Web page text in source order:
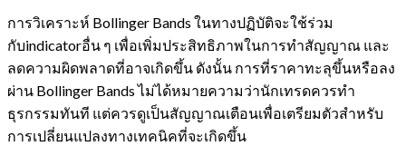
การวิเคราะห์ Bollinger Bands ในทางปฏิบัติจะใช้ร่วม
กับindicatorอื่น ๆ เพื่อเพิ่มประสิทธิภาพในการทำสัญญาณ และ
ลดความผิดพลาดที่อาจเกิดขึ้น ดังนั้น การที่ราคาทะลุขึ้นหรือลง
ผ่าน Bollinger Bands ไม่ได้หมายความว่านักเทรดควรทำ
ธุรกรรมทันที แต่ควรดูเป็นสัญญาณเตือนเพื่อเตรียมตัวสำหรับ
การเปลี่ยนแปลงทางเทคนิคที่จะเกิดขึ้น